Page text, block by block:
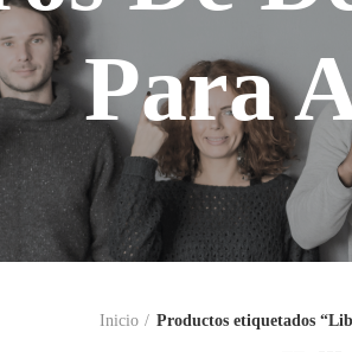
Para
Inicio Productos etiquetados